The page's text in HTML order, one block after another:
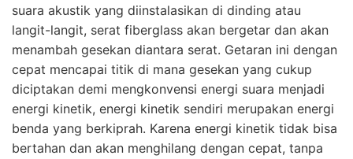
suara akustik yang diinstalasikan di dinding atau
langit-langit, serat fiberglass akan bergetar dan akan
menambah gesekan diantara serat. Getaran ini dengan
cepat mencapai titik di mana gesekan yang cukup
diciptakan demi mengkonvensi energi suara menjadi
energi kinetik, energi kinetik sendiri merupakan energi
benda yang berkiprah. Karena energi kinetik tidak bisa
bertahan dan akan menghilang dengan cepat, tanpa